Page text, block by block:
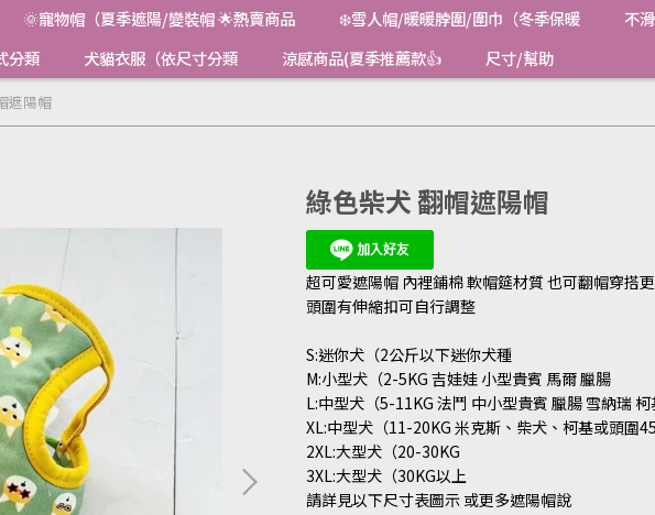
🌞寵物帽（夏季遮陽/變裝帽 🌟熱賣商品 ❄️雪人帽/暖暖脖圍/圍巾（冬季保暖
不
分類 犬貓衣服（依尺寸分類 涼感商品(夏季推薦款👍 尺寸/幫助
遮陽帽
綠色柴犬 翻帽遮陽帽
超可愛遮陽帽 內裡鋪棉 軟帽筵材質 也可翻帽穿搭
頭圍有伸縮扣可自行調整
S:迷你犬（2公斤以下迷你犬種
M:小型犬（2-5KG 吉娃娃 小型貴賓 馬爾 臘腸
L:中型犬（5-11KG 法鬥 中小型貴賓 臘腸 雪納瑞
XL:中型犬（11-20KG 米克斯、柴犬、柯基或頭圍
2XL:大型犬（20-30KG
3XL:大型犬（30KG以上
請詳見以下尺寸表圖示 或更多遮陽帽說